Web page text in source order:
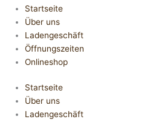
Startseite
Über uns
Ladengeschäft
Öffnungszeiten
Onlineshop
Startseite
Über uns
Ladengeschäft